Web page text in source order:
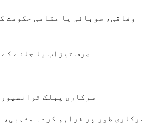
وفاقی، صوبائی یا مقامی حکومت
صرف تیزاب یا جلنے
سرکاری پبلک
طور پر فراہم کردہ